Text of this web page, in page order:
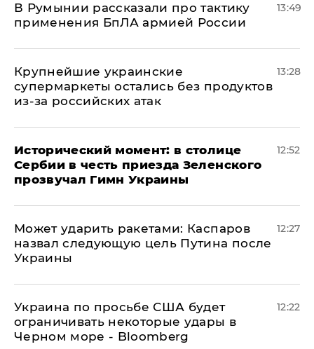
В Румынии рассказали про тактику
применения БпЛА армией России
13:49
Крупнейшие украинские
супермаркеты остались без продуктов
из-за российских атак
13:28
Исторический момент: в столице
Сербии в честь приезда Зеленского
прозвучал Гимн Украины
12:52
Может ударить ракетами: Каспаров
назвал следующую цель Путина после
Украины
12:27
Украина по просьбе США будет
ограничивать некоторые удары в
Черном море - Bloomberg
12:22